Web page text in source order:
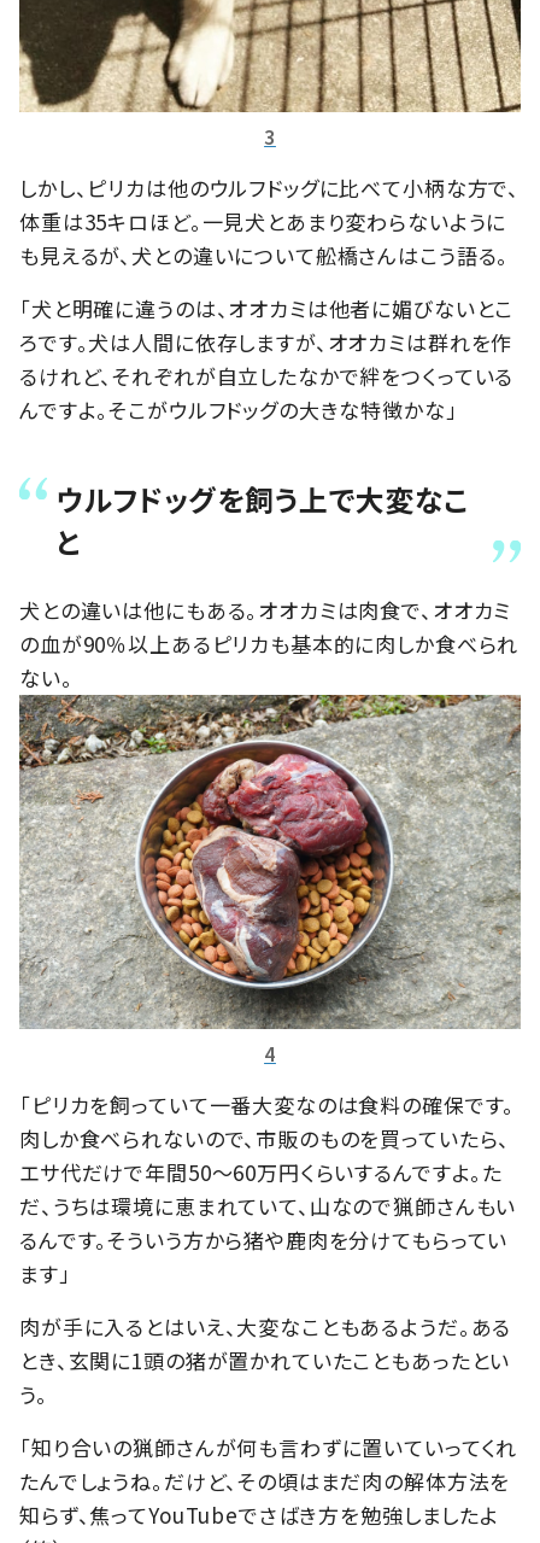
3
しかし、ピリカは他のウルフドッグに比べて小柄な方で、
体重は35キロほど。一見犬とあまり変わらないように
も見えるが、犬との違いについて舩橋さんはこう語る。
「犬と明確に違うのは、オオカミは他者に媚びないとこ
ろです。犬は人間に依存しますが、オオカミは群れを作
るけれど、それぞれが自立したなかで絆をつくっている
んですよ。そこがウルフドッグの大きな特徴かな」
ウルフドッグを飼う上で大変なこ
と
犬との違いは他にもある。オオカミは肉食で、オオカミ
の血が90％以上あるピリカも基本的に肉しか食べられ
ない。
4
「ピリカを飼っていて一番大変なのは食料の確保です。
肉しか食べられないので、市販のものを買っていたら、
エサ代だけで年間50〜60万円くらいするんですよ。た
だ、うちは環境に恵まれていて、山なので猟師さんもい
るんです。そういう方から猪や鹿肉を分けてもらってい
ます」
肉が手に入るとはいえ、大変なこともあるようだ。ある
とき、玄関に1頭の猪が置かれていたこともあったとい
う。
「知り合いの猟師さんが何も言わずに置いていってくれ
たんでしょうね。だけど、その頃はまだ肉の解体方法を
知らず、焦ってYouTubeでさばき方を勉強しましたよ